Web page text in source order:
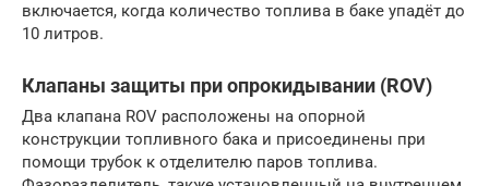
включается, когда количество топлива в баке упадёт до
10 литров.
Клапаны защиты при опрокидывании (ROV)
Два клапана ROV расположены на опорной
конструкции топливного бака и присоединены при
помощи трубок к отделителю паров топлива.